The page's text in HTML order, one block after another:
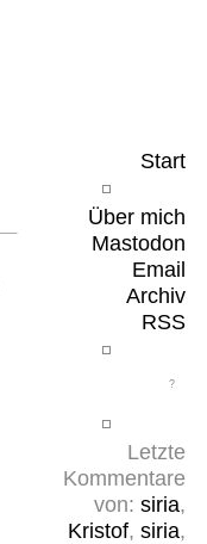
Start
Über mich
Mastodon
Email
Archiv
RSS
Letzte
Kommentare
von: siria,
Kristof, siria,